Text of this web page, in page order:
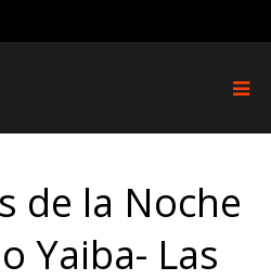
de la Noche
Yaiba- Las